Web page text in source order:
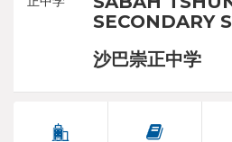
SECONDARY
沙巴崇正中学